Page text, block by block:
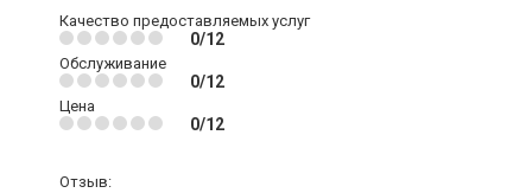
Качество предоставляемых услуг
0/12
Обслуживание
0/12
Цена
0/12
Отзыв: